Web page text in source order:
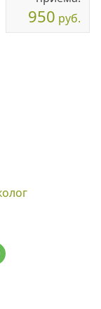
950 руб.